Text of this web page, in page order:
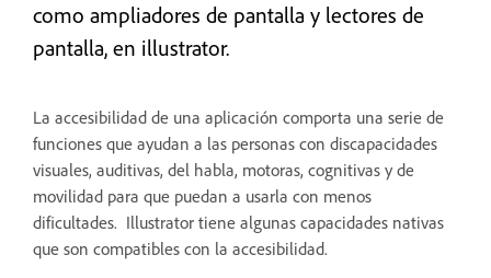
como ampliadores de pantalla y lectores de
pantalla, en illustrator.
La accesibilidad de una aplicación comporta una serie de
funciones que ayudan a las personas con discapacidades
visuales, auditivas, del habla, motoras, cognitivas y de
movilidad para que puedan a usarla con menos
dificultades. Illustrator tiene algunas capacidades nativas
que son compatibles con la accesibilidad.